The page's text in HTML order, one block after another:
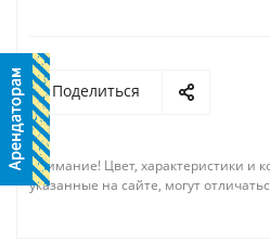
Поделиться
Внимание! Цвет, характеристики и
указанные на сайте, могут